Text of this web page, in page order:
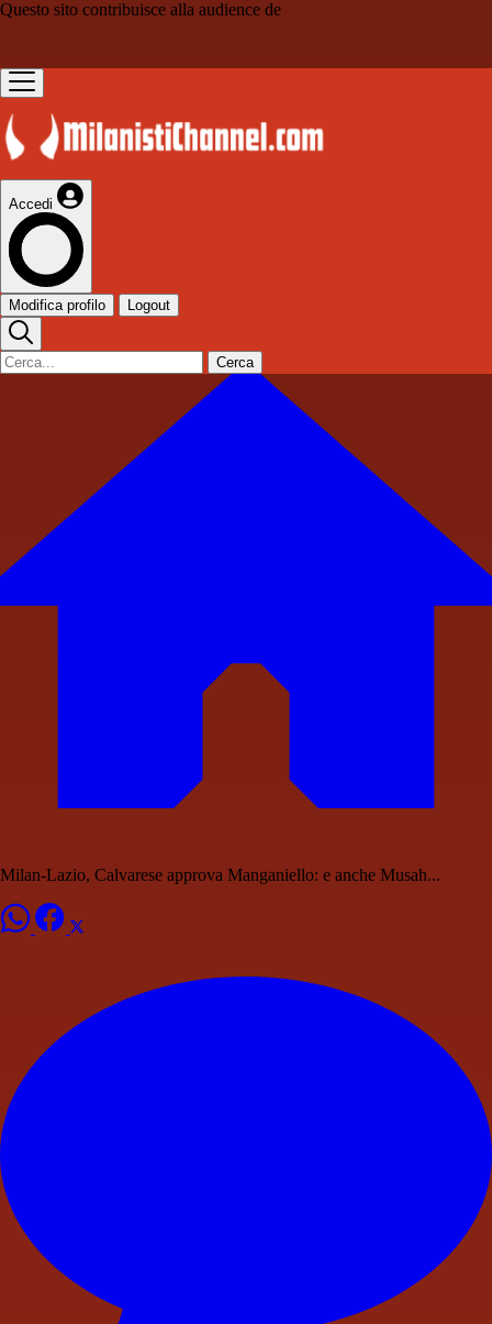
Questo sito contribuisce alla audience de
Accedi
Modifica profilo Logout
Cerca
Milan-Lazio, Calvarese approva Manganiello: e anche Musah...